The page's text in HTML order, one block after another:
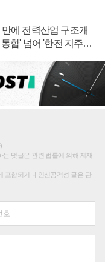
에 전력산업 구조개
합' 넘어 '한전 지주사'
댓글은 관련 법률에 의해 제재
포함되거나 인신공격성 글은 관